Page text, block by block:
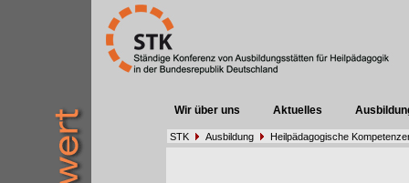
Wir über uns Aktuelles
STK Ausbildung Heilpädagogische